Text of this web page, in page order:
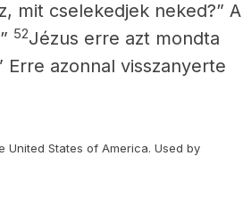
mit cselekedjek neked?” A
52Jézus erre azt mondta
azonnal visszanyerte
States of America. Used by